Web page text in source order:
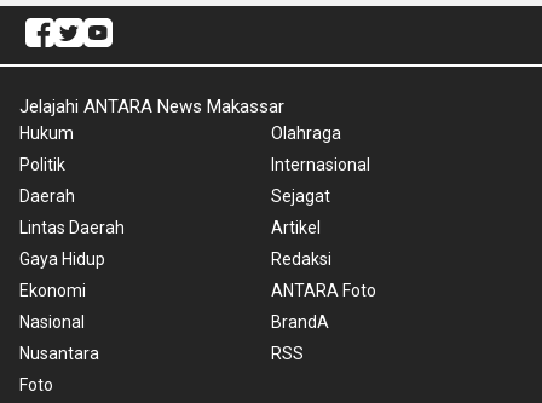
Jelajahi ANTARA News Makassar
Hukum
Politik
Daerah
Lintas Daerah
Gaya Hidup
Ekonomi
Nasional
Nusantara
Foto
Olahraga
Internasional
Sejagat
Artikel
Redaksi
ANTARA Foto
BrandA
RSS